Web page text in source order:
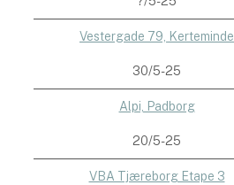
Vestergade 79, Kerteminde
30/5-25
Alpi, Padborg
20/5-25
VBA Tjæreborg Etape 3